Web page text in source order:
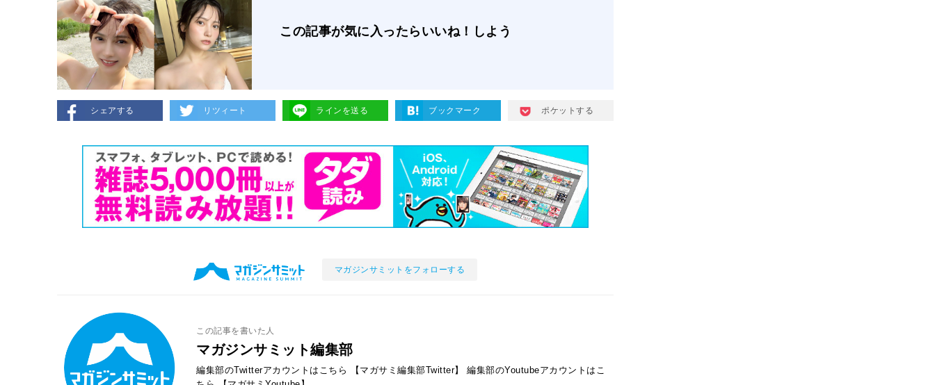
この記事が気に入ったらいいね！しよう
シェアする リツィート ラインを送る ブックマーク ポケットする
マガジンサミットをフォローする
この記事を書いた人
マガジンサミット編集部
編集部のTwitterアカウントはこちら 【マガサミ編集部Twitter】
編集部のYoutubeアカウントはこ